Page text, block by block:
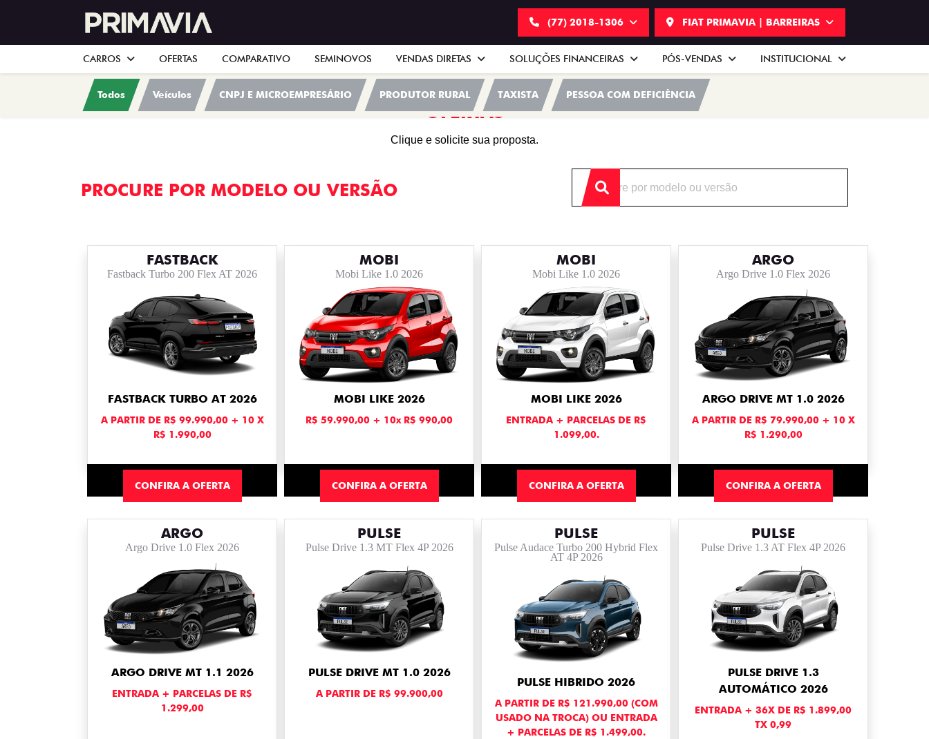
(77) 2018-1306 FIAT PRIMAVIA | BARREIRAS
CARROS OFERTAS COMPARATIVO SEMINOVOS VENDAS DIRETAS SOLUÇÕES FINANCEIRAS PÓS-VENDAS INSTITUCIONAL
Todos Veículos CNPJ E MICROEMPRESÁRIO PRODUTOR RURAL TAXISTA PESSOA COM DEFICIÊNCIA
OFERTAS
Clique e solicite sua proposta.
PROCURE POR MODELO OU VERSÃO
FASTBACK
Fastback Turbo 200 Flex AT 2026
FASTBACK TURBO AT 2026
A PARTIR DE R$ 99.990,00 + 10 X
R$ 1.990,00
CONFIRA A OFERTA
MOBI
Mobi Like 1.0 2026
MOBI LIKE 2026
R$ 59.990,00 + 10x R$ 990,00
CONFIRA A OFERTA
MOBI
Mobi Like 1.0 2026
MOBI LIKE 2026
ENTRADA + PARCELAS DE R$
1.099,00.
CONFIRA A OFERTA
ARGO
Argo Drive 1.0 Flex 2026
ARGO DRIVE MT 1.0 2026
A PARTIR DE R$ 79.990,00 + 10 X
R$ 1.290,00
CONFIRA A OFERTA
ARGO
Argo Drive 1.0 Flex 2026
ARGO DRIVE MT 1.1 2026
ENTRADA + PARCELAS DE R$
1.299,00
PULSE
Pulse Drive 1.3 MT Flex 4P 2026
PULSE DRIVE MT 1.0 2026
A PARTIR DE R$ 99.900,00
PULSE
Pulse Audace Turbo 200 Hybrid Flex
AT 4P 2026
PULSE HIBRIDO 2026
A PARTIR DE R$ 121.990,00 (COM
USADO NA TROCA) OU ENTRADA
+ PARCELAS DE R$ 1.499,00.
PULSE
Pulse Drive 1.3 AT Flex 4P 2026
PULSE DRIVE 1.3
AUTOMÁTICO 2026
ENTRADA + 36X DE R$ 1.899,00
TX 0,99